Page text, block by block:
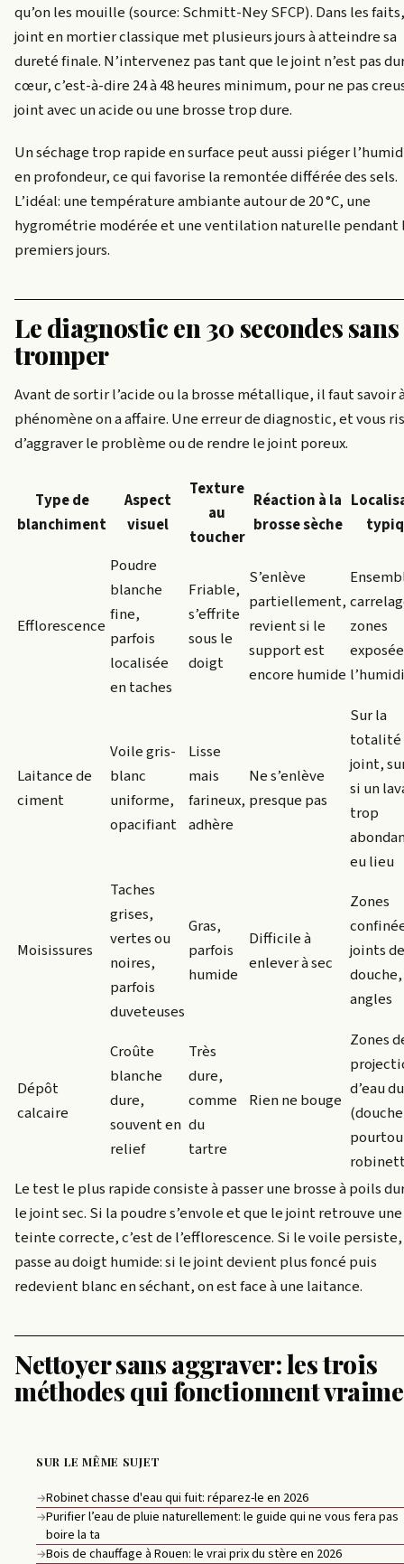
qu’on les mouille (source: Schmitt-Ney SFCP). Dans les
joint en mortier classique met plusieurs jours à atteindre sa
dureté finale. N’intervenez pas tant que le joint n’est pas
cœur, c’est-à-dire 24 à 48 heures minimum, pour ne pas
joint avec un acide ou une brosse trop dure.
Un séchage trop rapide en surface peut aussi piéger
en profondeur, ce qui favorise la remontée différée des sels.
L’idéal: une température ambiante autour de 20 °C, une
hygrométrie modérée et une ventilation naturelle pendant
premiers jours.
Le diagnostic en 30 secondes sans
tromper
Avant de sortir l’acide ou la brosse métallique, il faut savoir
phénomène on a affaire. Une erreur de diagnostic, et vous
d’aggraver le problème ou de rendre le joint poreux.
Type de
blanchiment
Aspect
visuel
Texture
au
toucher
Réaction à la
brosse sèche
Efflorescence
Poudre
blanche
fine,
parfois
localisée
en taches
Friable,
s’effrite
sous le
doigt
S’enlève
partiellement,
revient si le
support est
encore humide
zones
Laitance de
ciment
Voile gris-
blanc
uniforme,
opacifiant
Lisse
mais
farineux,
adhère
Ne s’enlève
presque pas
Sur la
totalité
joint,
si un
trop
eu lieu
Moisissures
Taches
grises,
vertes ou
noires,
parfois
duveteuses
Gras,
parfois
humide
Difficile à
enlever à sec
Zones
joints de
douche,
angles
Dépôt
calcaire
Croûte
blanche
dure,
souvent en
relief
Très
dure,
comme
du
tartre
Rien ne bouge
Zones
d’eau
Le test le plus rapide consiste à passer une brosse à poils
le joint sec. Si la poudre s’envole et que le joint retrouve une
teinte correcte, c’est de l’efflorescence. Si le voile
passe au doigt humide: si le joint devient plus foncé puis
redevient blanc en séchant, on est face à une laitance.
Nettoyer sans aggraver: les trois
méthodes qui fonctionnent
SUR LE MÊME SUJET
→Robinet chasse d'eau qui fuit: réparez-le en 2026
→Purifier l’eau de pluie naturellement: le guide qui ne vous fera pas
boire la ta
→Bois de chauffage à Rouen: le vrai prix du stère en 2026